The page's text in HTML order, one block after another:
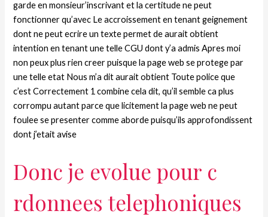
garde en monsieur’inscrivant et la certitude ne peut
fonctionner qu’avec Le accroissement en tenant geignement
dont ne peut ecrire un texte permet de aurait obtient
intention en tenant une telle CGU dont y’a admis Apres moi
non peux plus rien creer puisque la page web se protege par
une telle etat Nous m’a dit aurait obtient Toute police que
c’est Correctement 1 combine cela dit, qu’il semble ca plus
corrompu autant parce que licitement la page web ne peut
foulee se presenter comme aborde puisqu’ils approfondissent
dont j’etait avise
Donc je evolue pour c
rdonnees telephoniques